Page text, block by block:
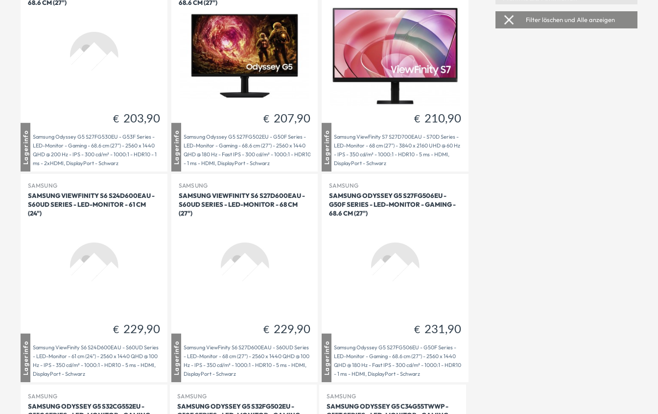
68.6 CM (27")
€ 203,90
Samsung Odyssey G5 S27FG530EU - G53F Series -
LED-Monitor - Gaming - 68.6 cm (27") - 2560 x 1440
QHD @ 200 Hz - IPS - 300 cd/m² - 1000:1 - HDR10 - 1
ms - 2xHDMI, DisplayPort - Schwarz
Lagerinfo
68.6 CM (27")
€ 207,90
Samsung Odyssey G5 S27FG502EU - G50F Series -
LED-Monitor - Gaming - 68.6 cm (27") - 2560 x 1440
QHD @ 180 Hz - Fast IPS - 300 cd/m² - 1000:1 - HDR10
- 1 ms - HDMI, DisplayPort - Schwarz
Freistadt
Versandbereit 1 - 3 Tage Lieferzeit Lagerinfo
€ 210,90
Samsung ViewFinity S7 S27D700EAU - S70D Series -
LED-Monitor - 68 cm (27") - 3840 x 2160 UHD @ 60 Hz
- IPS - 350 cd/m² - 1000:1 - HDR10 - 5 ms - HDMI,
DisplayPort - Schwarz
Freistadt
Versandbereit 1 - 3 Tage Lieferzeit Lagerinfo
SAMSUNG
SAMSUNG VIEWFINITY S6 S24D600EAU -
S60UD SERIES - LED-MONITOR - 61 CM
(24")
€ 229,90
Samsung ViewFinity S6 S24D600EAU - S60UD Series
- LED-Monitor - 61 cm (24") - 2560 x 1440 QHD @ 100
Hz - IPS - 350 cd/m² - 1000:1 - HDR10 - 5 ms - HDMI,
DisplayPort - Schwarz
229,90
Lagerinfo
SAMSUNG
SAMSUNG VIEWFINITY S6 S27D600EAU -
S60UD SERIES - LED-MONITOR - 68 CM
(27")
€ 229,90
Samsung ViewFinity S6 S27D600EAU - S60UD Series
- LED-Monitor - 68 cm (27") - 2560 x 1440 QHD @ 100
Hz - IPS - 350 cd/m² - 1000:1 - HDR10 - 5 ms - HDMI,
DisplayPort - Schwarz
229,90
Freistadt
Versandbereit 1 - 3 Tage Lieferzeit Lagerinfo
SAMSUNG
SAMSUNG ODYSSEY G5 S27FG506EU -
G50F SERIES - LED-MONITOR - GAMING -
68.6 CM (27")
€ 231,90
Samsung Odyssey G5 S27FG506EU - G50F Series -
LED-Monitor - Gaming - 68.6 cm (27") - 2560 x 1440
QHD @ 180 Hz - Fast IPS - 300 cd/m² - 1000:1 - HDR10
- 1 ms - HDMI, DisplayPort - Schwarz
Freistadt
Versandbereit 1 - 3 Tage Lieferzeit Lagerinfo
SAMSUNG
SAMSUNG ODYSSEY G5 S32CG552EU -
SAMSUNG
SAMSUNG ODYSSEY G5 S32FG502EU -
SAMSUNG
SAMSUNG ODYSSEY G5 C34G55TWWP -
Filter löschen und Alle anzeigen